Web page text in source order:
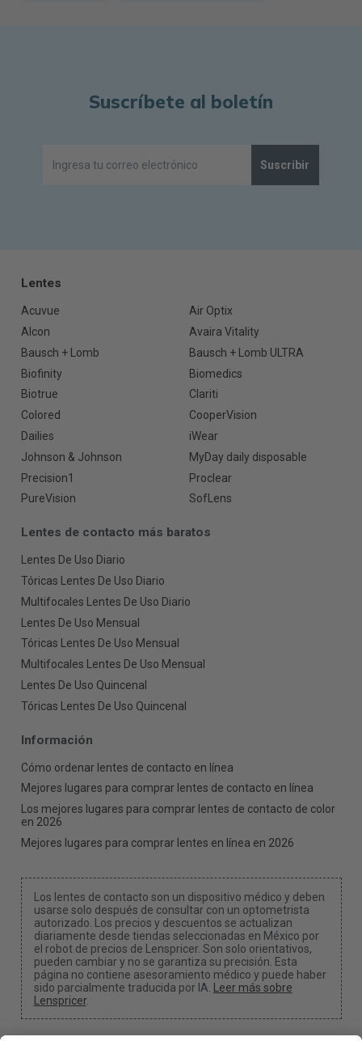
Suscríbete al boletín
Suscribir
Lentes
Acuvue
Air Optix
Alcon
Avaira Vitality
Bausch + Lomb
Bausch + Lomb ULTRA
Biofinity
Biomedics
Biotrue
Clariti
Colored
CooperVision
Dailies
iWear
Johnson & Johnson
MyDay daily disposable
Precision1
Proclear
PureVision
SofLens
Lentes de contacto más baratos
Lentes De Uso Diario
Tóricas Lentes De Uso Diario
Multifocales Lentes De Uso Diario
Lentes De Uso Mensual
Tóricas Lentes De Uso Mensual
Multifocales Lentes De Uso Mensual
Lentes De Uso Quincenal
Tóricas Lentes De Uso Quincenal
Información
Cómo ordenar lentes de contacto en línea
Mejores lugares para comprar lentes de contacto en línea
Los mejores lugares para comprar lentes de contacto de color
en 2026
Mejores lugares para comprar lentes en línea en 2026
Los lentes de contacto son un dispositivo médico y deben
usarse solo después de consultar con un optometrista
autorizado. Los precios y descuentos se actualizan
diariamente desde tiendas seleccionadas en México por
el robot de precios de Lenspricer. Son solo orientativos,
pueden cambiar y no se garantiza su precisión. Esta
página no contiene asesoramiento médico y puede haber
sido parcialmente traducida por IA.
Leer más sobre
Lenspricer.